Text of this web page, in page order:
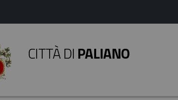
CITTÀ DI PALIANO